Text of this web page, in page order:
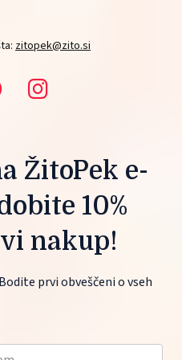
zitopek@zito.si
ŽitoPek e-
10%
nakup!
prvi obveščeni o vseh